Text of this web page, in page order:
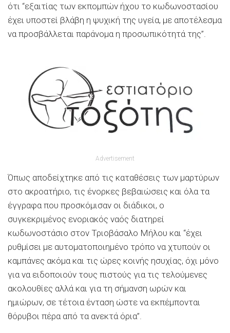
ότι “εξαιτίας των εκπομπών ήχου το κωδωνοστασίου
έχει υποστεί βλάβη η ψυχική της υγεία, με αποτέλεσμα
να προσβάλλεται παράνομα η προσωπικότητά της”.
Advertisement
Όπως αποδείχτηκε από τις καταθέσεις των μαρτύρων
στο ακροατήριο, τις ένορκες βεβαιώσεις και όλα τα
έγγραφα που προσκόμισαν οι διάδικοι, ο
συγκεκριμένος ενοριακός ναός διατηρεί
κωδωνοστάσιο στον Τριοβάσαλο Μήλου και “έχει
ρυθμίσει με αυτοματοποιημένο τρόπο να χτυπούν οι
καμπάνες ακόμα και τις ώρες κοινής ησυχίας, όχι μόνο
για να ειδοποιούν τους πιστούς για τις τελούμενες
ακολουθίες αλλά και για τη σήμανση ωρών και
ημιώρων, σε τέτοια ένταση ώστε να εκπέμπονται
θόρυβοι πέρα από τα ανεκτά όρια”.